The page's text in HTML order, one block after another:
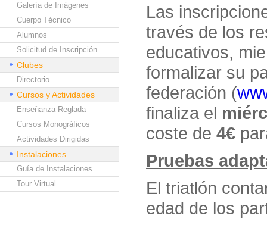
Galería de Imágenes
Cuerpo Técnico
Alumnos
Solicitud de Inscripción
Clubes
Directorio
Cursos y Actividades
Enseñanza Reglada
Cursos Monográficos
Actividades Dirigidas
Instalaciones
Guía de Instalaciones
Tour Virtual
Las
través de los
educativos,
formalizar su
federación (
finaliza el
coste de 4€
Pruebas
El triatlón
edad de los